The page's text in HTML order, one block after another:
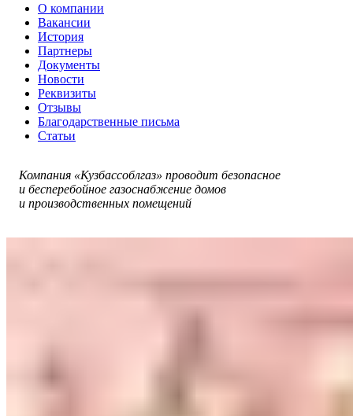
О компании
Вакансии
История
Партнеры
Документы
Новости
Реквизиты
Отзывы
Благодарственные письма
Статьи
Компания «Кузбассоблгаз» проводит безопасное
и бесперебойное газоснабжение домов
и производственных помещений